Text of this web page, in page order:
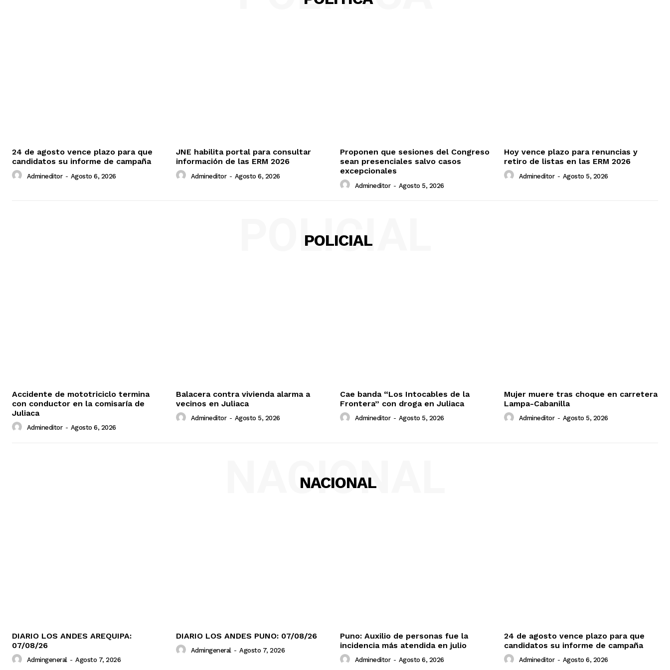
24 de agosto vence plazo para que
candidatos su informe de campaña
Admineditor - Agosto 6, 2026
JNE habilita portal para consultar
información de las ERM 2026
Admineditor - Agosto 6, 2026
Proponen que sesiones del Congreso
sean presenciales salvo casos
excepcionales
Admineditor - Agosto 5, 2026
Hoy vence plazo para renuncias y
retiro de listas en las ERM 2026
Admineditor - Agosto 5, 2026
POLICIAL
POLICIAL
Accidente de mototriciclo termina
con conductor en la comisaría de
Juliaca
Admineditor - Agosto 6, 2026
Balacera contra vivienda alarma a
vecinos en Juliaca
Admineditor - Agosto 5, 2026
Cae banda “Los Intocables de la
Frontera” con droga en Juliaca
Admineditor - Agosto 5, 2026
Mujer muere tras choque en carretera
Lampa-Cabanilla
Admineditor - Agosto 5, 2026
NACIONAL
NACIONAL
DIARIO LOS ANDES AREQUIPA:
07/08/26
Admingeneral - Agosto 7, 2026
DIARIO LOS ANDES PUNO: 07/08/26
Admingeneral - Agosto 7, 2026
Puno: Auxilio de personas fue la
incidencia más atendida en julio
Admineditor - Agosto 6, 2026
24 de agosto vence plazo para que
candidatos su informe de campaña
Admineditor - Agosto 6, 2026